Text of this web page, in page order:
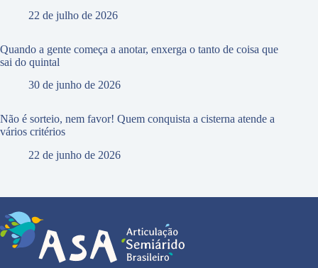
22 de julho de 2026
Quando a gente começa a anotar, enxerga o tanto de coisa que
sai do quintal
30 de junho de 2026
Não é sorteio, nem favor! Quem conquista a cisterna atende a
vários critérios
22 de junho de 2026